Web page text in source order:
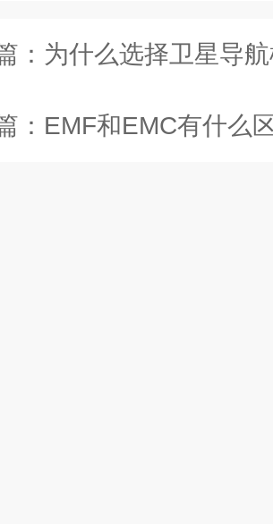
： 为什么选择卫星导航模拟器
： EMF和EMC有什么